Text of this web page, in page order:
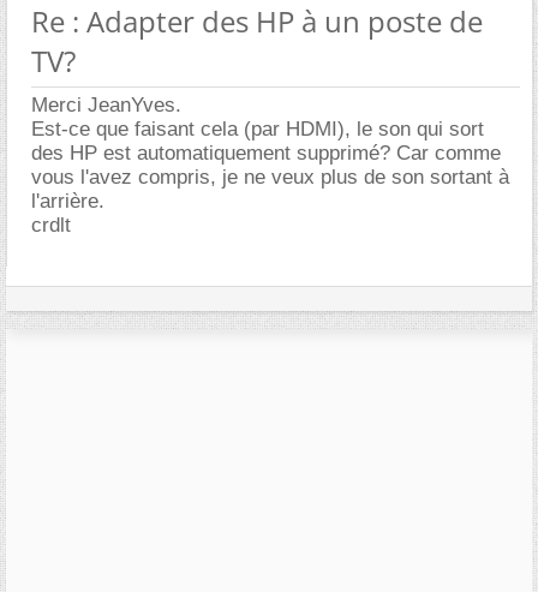
Re : Adapter des HP à un poste de
TV?
Merci JeanYves.
Est-ce que faisant cela (par HDMI), le son qui sort
des HP est automatiquement supprimé? Car comme
vous l'avez compris, je ne veux plus de son sortant à
l'arrière.
crdlt